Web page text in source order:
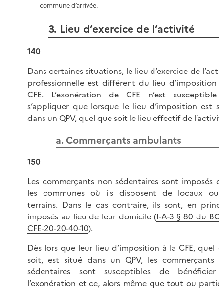
commune d’arrivée.
3. Lieu d’exercice de l’activité
140
Dans certaines situations, le lieu d’exercice de
professionnelle est différent du lieu
CFE. L’exonération de CFE n’est
s’appliquer que lorsque le lieu d’imposition est
dans un QPV, quel que soit le lieu effectif de
a. Commerçants ambulants
150
Les commerçants non sédentaires sont imposés
les communes où ils disposent de locaux
terrains. Dans le cas contraire, ils sont, en
imposés au lieu de leur domicile (I-A-3 § 80 du
CFE-20-20-40-10).
Dès lors que leur lieu d’imposition à la CFE, quel
soit, est situé dans un QPV, les commerçants
sédentaires sont susceptibles de
l’exonération et ce, alors même que tout ou